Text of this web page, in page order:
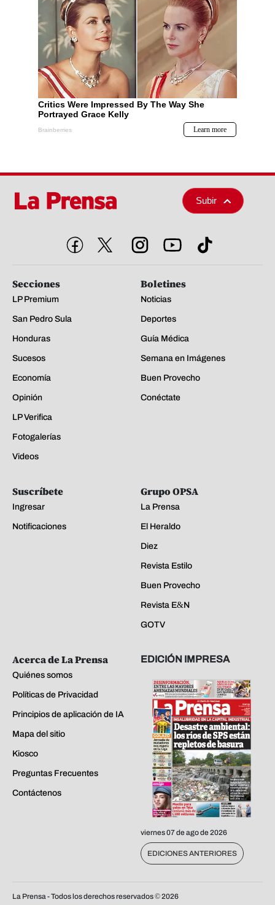
Subir
Secciones
LP Premium
San Pedro Sula
Honduras
Sucesos
Economía
Opinión
LP Verifica
Fotogalerías
Videos
Boletines
Noticias
Deportes
Guía Médica
Semana en Imágenes
Buen Provecho
Conéctate
Suscríbete
Ingresar
Notificaciones
Grupo OPSA
La Prensa
El Heraldo
Diez
Revista Estilo
Buen Provecho
Revista E&N
GOTV
Acerca de La Prensa
Quiénes somos
Políticas de Privacidad
Principios de aplicación de IA
Mapa del sitio
Kiosco
Preguntas Frecuentes
Contáctenos
EDICIÓN IMPRESA
viernes 07 de ago de 2026
EDICIONES ANTERIORES
La Prensa - Todos los derechos reservados ©2026